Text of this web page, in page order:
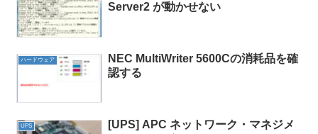
Server2 が動かせない
ハードウェア
NEC MultiWriter 5600Cの消耗品を確
認する
UPS
[UPS] APC ネットワーク・マネジメ